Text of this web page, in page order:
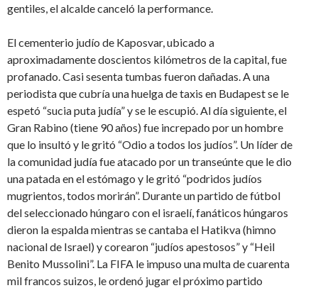
gentiles, el alcalde canceló la performance.
El cementerio judío de Kaposvar, ubicado a
aproximadamente doscientos kilómetros de la capital, fue
profanado. Casi sesenta tumbas fueron dañadas. A una
periodista que cubría una huelga de taxis en Budapest se le
espetó “sucia puta judía” y se le escupió. Al día siguiente, el
Gran Rabino (tiene 90 años) fue increpado por un hombre
que lo insultó y le gritó “Odio a todos los judíos”. Un líder de
la comunidad judía fue atacado por un transeúnte que le dio
una patada en el estómago y le gritó “podridos judíos
mugrientos, todos morirán”. Durante un partido de fútbol
del seleccionado húngaro con el israelí, fanáticos húngaros
dieron la espalda mientras se cantaba el Hatikva (himno
nacional de Israel) y corearon “judíos apestosos” y “Heil
Benito Mussolini”. La FIFA le impuso una multa de cuarenta
mil francos suizos, le ordenó jugar el próximo partido